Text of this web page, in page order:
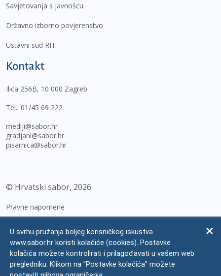
Savjetovanja s javnošću
Državno izborno povjerenstvo
Ustavni sud RH
Kontakt
Ilica 256B, 10 000 Zagreb
Tel.: 01/45 69 222
mediji@sabor.hr
gradjani@sabor.hr
pisarnica@sabor.hr
© Hrvatski sabor, 2026
Pravne napomene
Zaštita osobnih podataka
Impressum
Česta pitanja
U svrhu pružanja boljeg korisničkog iskustva
www.sabor.hr koristi kolačiće (cookies). Postavke
kolačića možete kontrolirati i prilagođavati u vašem web
pregledniku. Klikom na "Postavke kolačića" možete